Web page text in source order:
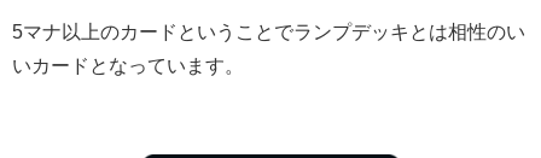
5マナ以上のカードということでランプデッキとは相性のい
いカードとなっています。